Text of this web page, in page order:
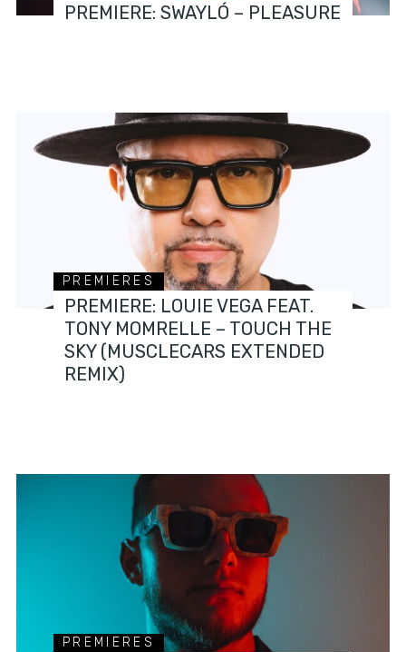
PREMIERE: SWAYLÓ – PLEASURE
PREMIERES
PREMIERE: LOUIE VEGA FEAT.
TONY MOMRELLE – TOUCH THE
SKY (MUSCLECARS EXTENDED
REMIX)
PREMIERES